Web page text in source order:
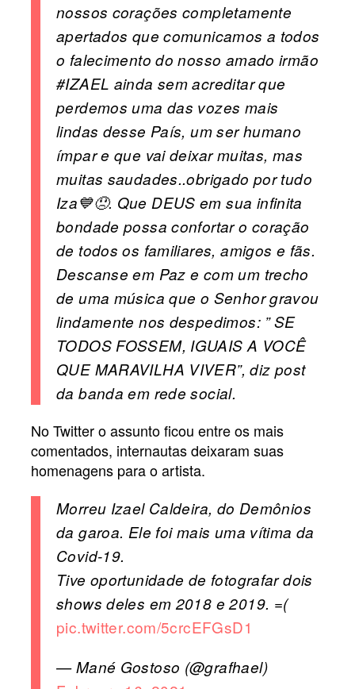
nossos corações completamente
apertados que comunicamos a todos
o falecimento do nosso amado irmão
#IZAEL ainda sem acreditar que
perdemos uma das vozes mais
lindas desse País, um ser humano
ímpar e que vai deixar muitas, mas
muitas saudades..obrigado por tudo
Iza💙😞. Que DEUS em sua infinita
bondade possa confortar o coração
de todos os familiares, amigos e fãs.
Descanse em Paz e com um trecho
de uma música que o Senhor gravou
lindamente nos despedimos: ” SE
TODOS FOSSEM, IGUAIS A VOCÊ
QUE MARAVILHA VIVER”, diz post
da banda em rede social.
No Twitter o assunto ficou entre os mais
comentados, internautas deixaram suas
homenagens para o artista.
Morreu Izael Caldeira, do Demônios
da garoa. Ele foi mais uma vítima da
Covid-19.
Tive oportunidade de fotografar dois
shows deles em 2018 e 2019. =(
pic.twitter.com/5crcEFGsD1
— Mané Gostoso (@grafhael)